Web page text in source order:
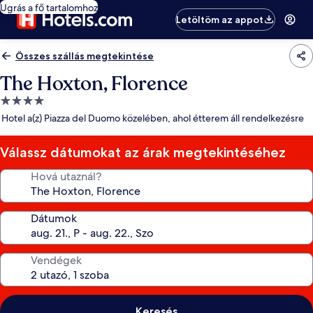
Ugrás a fő tartalomhoz
Letöltöm az appot
Összes szállás megtekintése
The Hoxton, Florence
4.0
csillagos
Hotel a(z) Piazza del Duomo közelében, ahol étterem áll rendelkezésre
Válassz dátumokat az árak megtekintéséhez
Hová utaznál?
Dátumok
Vendégek